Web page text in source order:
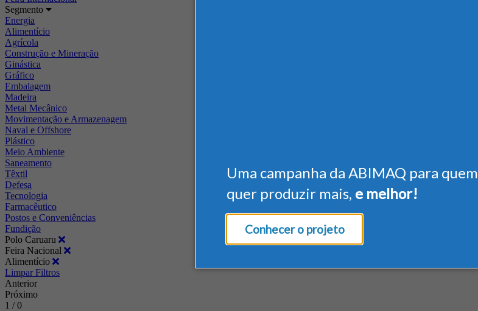
Uma campanha da ABIMAQ para quem
quer produzir mais, e melhor!
Conhecer o projeto
Segmento
Energia
Alimentício
Agrícola
Construção e Mineração
Ginástica
Gráfico
Embalagem
Madeira
Metal Mecânico
Movimentação e Armazenagem
Naval e Offshore
Plástico
Meio Ambiente
Saneamento
Têxtil
Defesa
Tecnologia
Farmacêutico
Postos e Conveniências
Fundição
Polo Caruaru
Feira Nacional
Alimentício
Limpar Filtros
Anterior
Próximo
1 / 0